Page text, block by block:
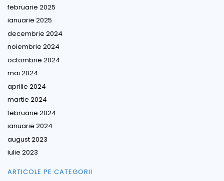
februarie 2025
ianuarie 2025
decembrie 2024
noiembrie 2024
octombrie 2024
mai 2024
aprilie 2024
martie 2024
februarie 2024
ianuarie 2024
august 2023
iulie 2023
ARTICOLE PE CATEGORII